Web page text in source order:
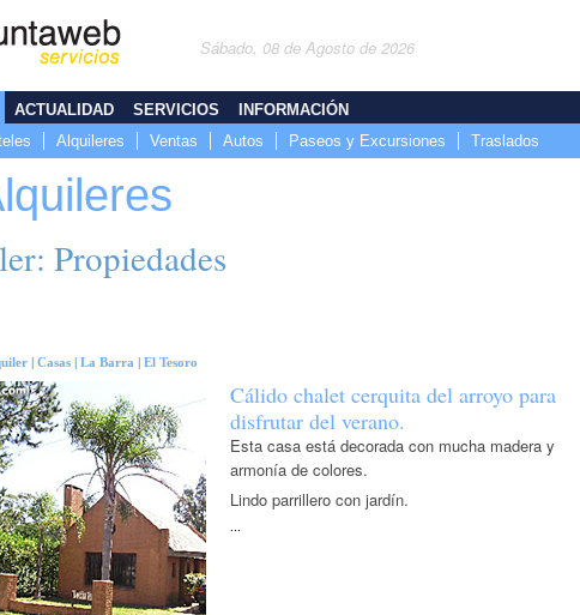
Sábado, 08 de Agosto de 2026
Alquileres Ventas Autos Paseos y Excursiones Traslados
ACTUALIDAD SERVICIOS INFORMACIÓN
Propiedades
Casas La Barra El Tesoro
Cálido chalet cerquita del arroyo para
disfrutar del verano.
Esta casa está decorada con mucha madera y
armonía de colores.
Lindo parrillero con jardín.
...